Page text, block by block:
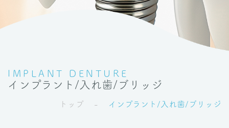
IMPLANT DENTURE
インプラント/入れ歯/ブリッジ
トップ インプラント/入れ歯/ブリッジ